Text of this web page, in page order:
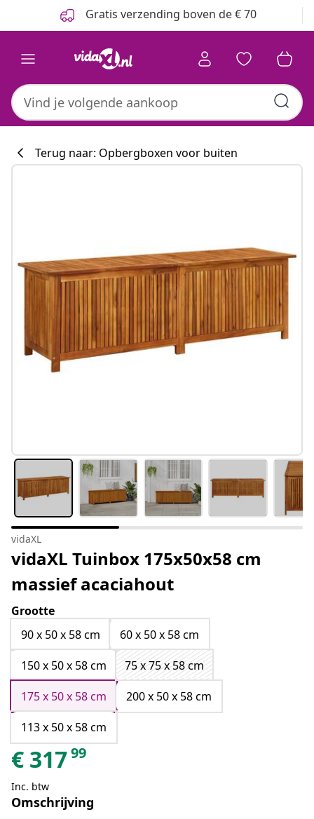
Gratis verzending boven de € 70
Terug naar: Opbergboxen voor buiten
vidaXL
vidaXL Tuinbox 175x50x58 cm
massief acaciahout
Grootte
90 x 50 x 58 cm
60 x 50 x 58 cm
150 x 50 x 58 cm
75 x 75 x 58 cm
175 x 50 x 58 cm
200 x 50 x 58 cm
113 x 50 x 58 cm
€ 31799
Inc. btw
Omschrijving